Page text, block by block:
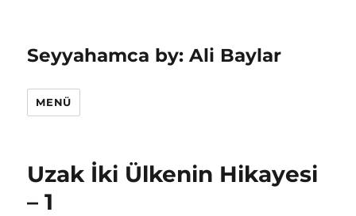
Seyyahamca by: Ali Baylar
MENÜ
Uzak İki Ülkenin Hikayesi
– 1